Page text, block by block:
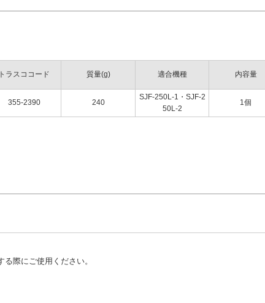
トラスココード 質量(g) 適合機種 内容量
355-2390 240
SJF-250L-1・SJF-2
50L-2
1個
際にご使用ください。